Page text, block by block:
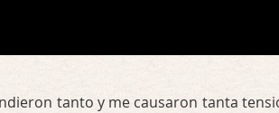
tanto y me causaron tanta